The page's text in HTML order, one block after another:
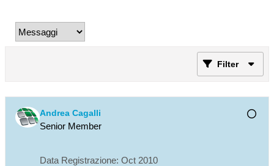
Filter
Andrea Cagalli
Senior Member
Data Registrazione: Oct 2010